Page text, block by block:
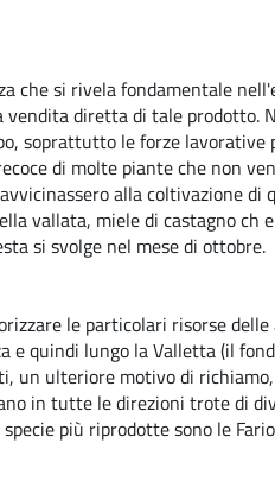
che si rivela fondamentale
diretta di tale
soprattutto le forze
di molte piante che non
alla coltivazione
vallata, miele di castagno
si svolge nel mese di ottobre.
le particolari risorse
quindi lungo la Valletta (il
un ulteriore motivo di
in tutte le direzioni trote di
più riprodotte sono le